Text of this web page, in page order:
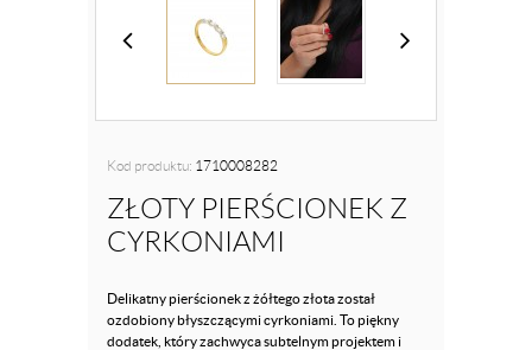
Kod produktu: 1710008282
ZŁOTY PIERŚCIONEK Z
CYRKONIAMI
Delikatny pierścionek z żółtego złota został
ozdobiony błyszczącymi cyrkoniami. To piękny
dodatek, który zachwyca subtelnym projektem i